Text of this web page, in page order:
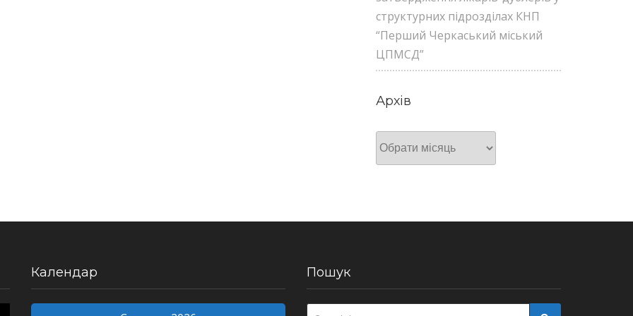
структурних підрозділах КНП
“Перший Черкаський міський
ЦПМСД”
Архів
Архів
Календар Пошук